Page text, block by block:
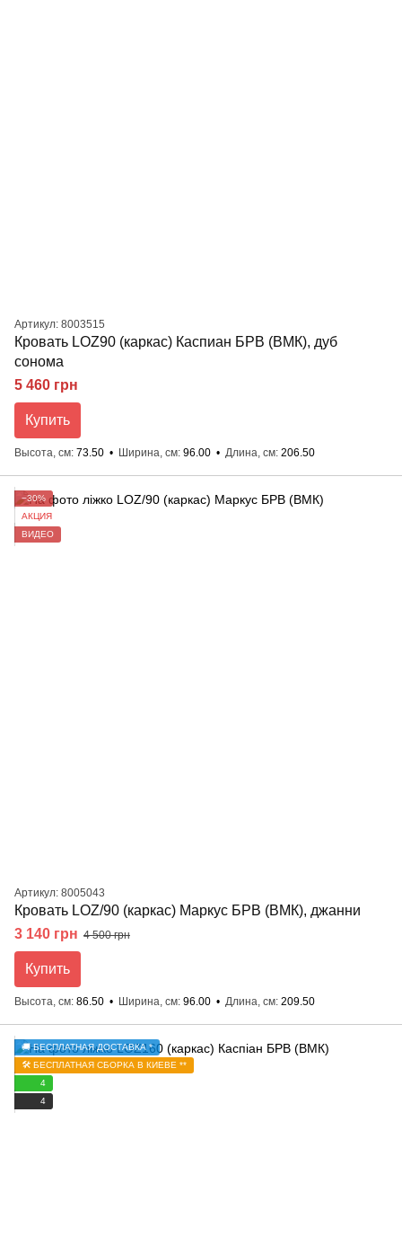
Артикул: 8003515
Кровать LOZ90 (каркас) Каспиан БРВ (ВМК), дуб
сонома
5 460 грн
Купить
Высота, см 73.50 Ширина, см 96.00 Длина, см 206.50
−30%
АКЦИЯ
ВИДЕО
Артикул: 8005043
Кровать LOZ/90 (каркас) Маркус БРВ (ВМК), джанни
3 140 грн 4 500 грн
Купить
Высота, см 86.50 Ширина, см 96.00 Длина, см 209.50
🚚 БЕСПЛАТНАЯ ДОСТАВКА *
🛠️ БЕСПЛАТНАЯ СБОРКА В КИЕВЕ **
4
4